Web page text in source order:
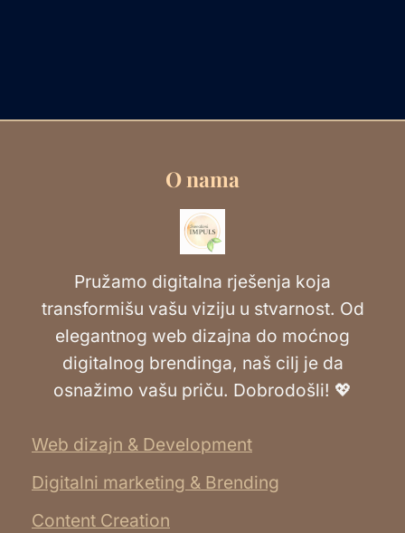
O nama
Pružamo digitalna rješenja koja
transformišu vašu viziju u stvarnost. Od
elegantnog web dizajna do moćnog
digitalnog brendinga, naš cilj je da
osnažimo vašu priču. Dobrodošli! 💖
Web dizajn & Development
Digitalni marketing & Brending
Content Creation